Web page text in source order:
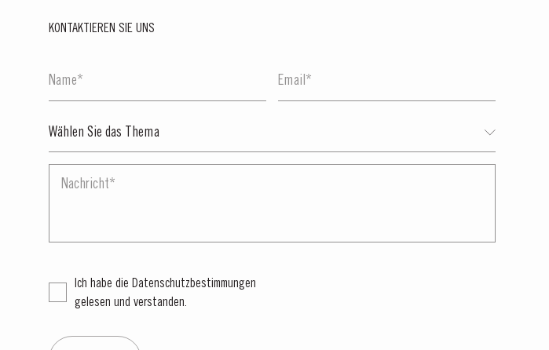
KONTAKTIEREN SIE UNS
Ich habe die Datenschutzbestimmungen
gelesen und verstanden.